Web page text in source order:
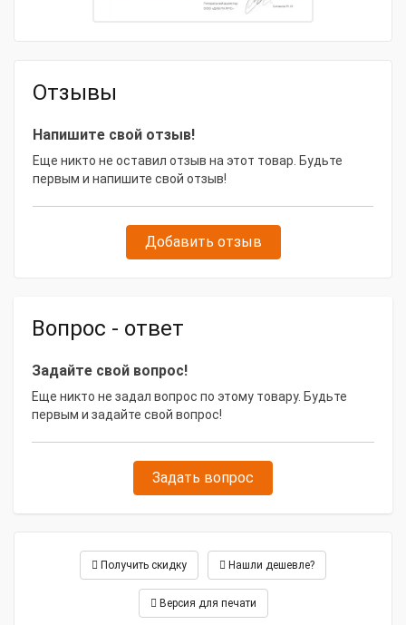
Отзывы
Напишите свой отзыв!
Еще никто не оставил отзыв на этот товар. Будьте
первым и напишите свой отзыв!
Добавить отзыв
Вопрос - ответ
Задайте свой вопрос!
Еще никто не задал вопрос по этому товару. Будьте
первым и задайте свой вопрос!
Задать вопрос
Получить скидку Нашли дешевле?
Версия для печати